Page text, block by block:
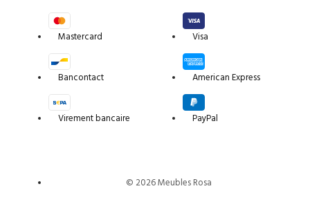
Mastercard
Bancontact
Virement bancaire
Visa
American Express
PayPal
© 2026 Meubles Rosa